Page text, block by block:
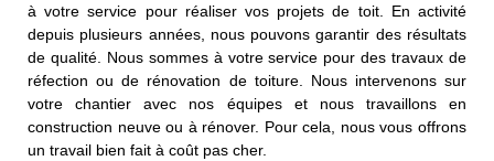
à votre service pour réaliser vos projets de toit. En activité
depuis plusieurs années, nous pouvons garantir des résultats
de qualité. Nous sommes à votre service pour des travaux de
réfection ou de rénovation de toiture. Nous intervenons sur
votre chantier avec nos équipes et nous travaillons en
construction neuve ou à rénover. Pour cela, nous vous offrons
un travail bien fait à coût pas cher.